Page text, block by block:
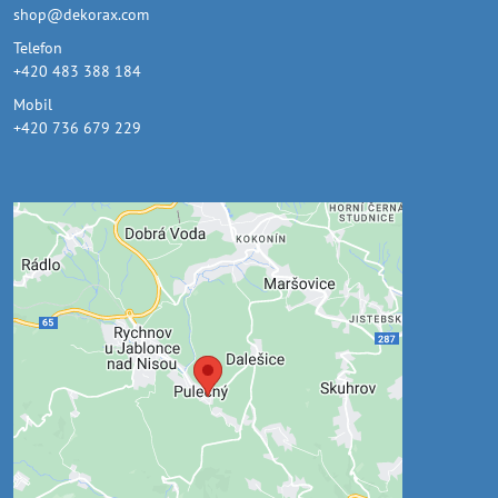
shop@dekorax.com
Telefon
+420 483 388 184
Mobil
+420 736 679 229
Externí obsah je blokován
Volbami soukromí
Přejete si načíst externí obsah?
Povolit jednou
Povolit a zapamatovat - souhlas s druhem
cookie: Funkční